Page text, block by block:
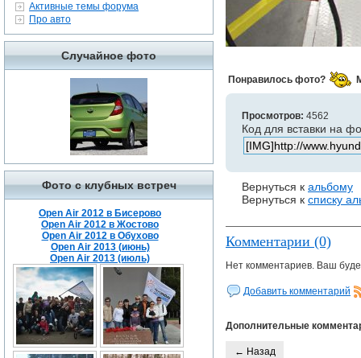
Активные темы форума
Про авто
Случайное фото
Фото с клубных встреч
Open Air 2012 в Бисерово
Open Air 2012 в Жостово
Open Air 2012 в Обухово
Open Air 2013 (июнь)
Open Air 2013 (июль)
Понравилось фото?
Просмотров: 4562
Код для вставки на
Вернуться к альбому
Вернуться к списку
Комментарии (0)
Нет комментариев. Ваш
Добавить комментарий
Дополнительные
← Назад